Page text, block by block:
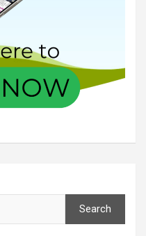
Search